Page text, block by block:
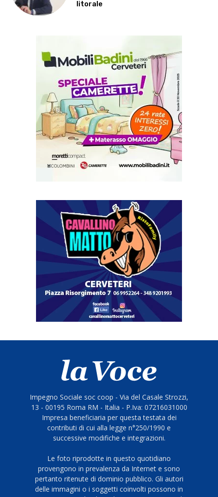
litorale
Impegno Sociale soc coop - Via del Casale Strozzi,
13 - 00195 Roma RM - Italia - P.Iva: 07216031000
Impresa beneficiaria per questa testata dei
contributi di cui alla legge n°250/1990 e
successive modifiche e integrazioni.
Le foto riprodotte in questo quotidiano
provengono in prevalenza da Internet e sono
pertanto ritenute di dominio pubblico. Gli autori
delle immagini o i soggetti coinvolti possono in